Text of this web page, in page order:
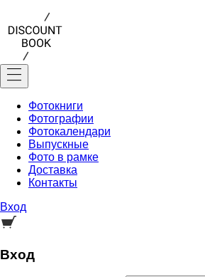
Фотокниги
Фотографии
Фотокалендари
Выпускные
Фото в рамке
Доставка
Контакты
Вход
Вход